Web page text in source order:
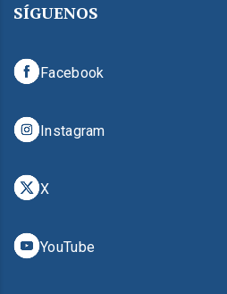
SÍGUENOS
Facebook
Instagram
X
YouTube